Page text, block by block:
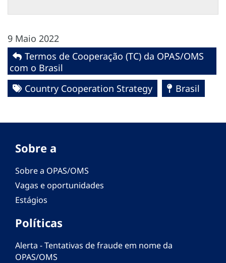
9 Maio 2022
Termos de Cooperação (TC) da OPAS/OMS
com o Brasil
Country Cooperation Strategy
Brasil
Sobre a
Sobre a OPAS/OMS
Vagas e oportunidades
Estágios
Políticas
Alerta - Tentativas de fraude em nome da
OPAS/OMS